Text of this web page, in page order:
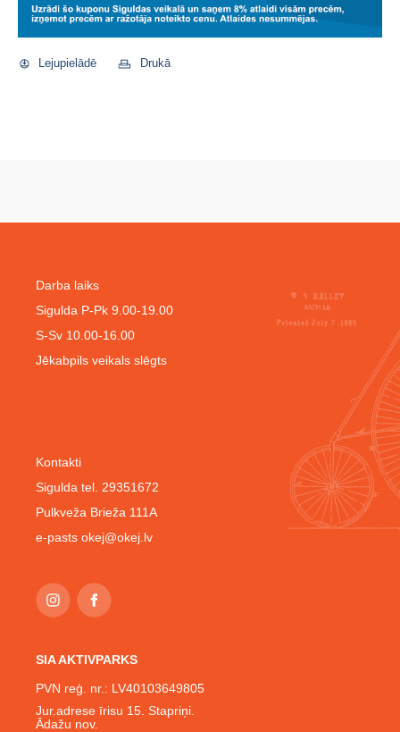
Lejupielādē Drukā
Kontakti
Sigulda tel. 29351672
Pulkveža Brieža 111A
e-pasts okej@okej.lv
Darba laiks
Sigulda P-Pk 9.00-19.00
S-Sv 10.00-16.00
Jēkabpils veikals slēgts
SIA AKTIVPARKS
PVN reģ. nr.: LV40103649805
Jur.adrese īrisu 15. Stapriņi.
Ādažu nov.